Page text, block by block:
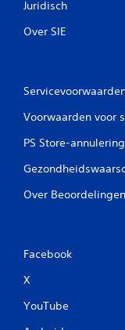
Juridisch
Over SIE
Voorwaarden voor
PS Store-
Over Beoordelingen
Facebook
X
YouTube